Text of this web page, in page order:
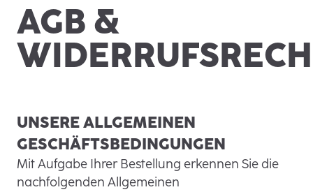
AGB &
UNSERE ALLGEMEINEN
GESCHÄFTSBEDINGUNGEN
Mit Aufgabe Ihrer Bestellung erkennen Sie die
nachfolgenden Allgemeinen